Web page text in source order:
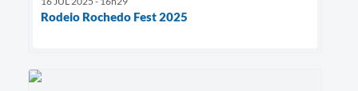
Rodeio Rochedo Fest 2025